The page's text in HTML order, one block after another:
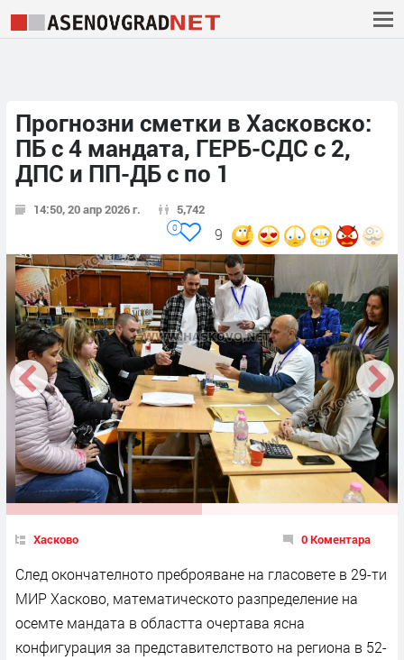
Прогнозни сметки в Хасковско:
ПБ с 4 мандата, ГЕРБ-СДС с 2,
ДПС и ПП-ДБ с по 1
14:50, 20 апр 2026 г. 5,742
9
0
Хасково 0 Коментара
След окончателното преброяване на гласовете в 29-ти
МИР Хасково, математическото разпределение на
осемте мандата в областта очертава ясна
конфигурация за представителството на региона в 52-